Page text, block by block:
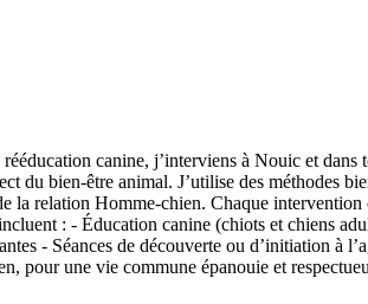
canine, j’interviens à Nouic et
du bien-être animal. J’utilise des méthodes
relation Homme-chien. Chaque
: - Éducation canine (chiots et chiens
- Séances de découverte ou d’initiation
pour une vie commune épanouie et